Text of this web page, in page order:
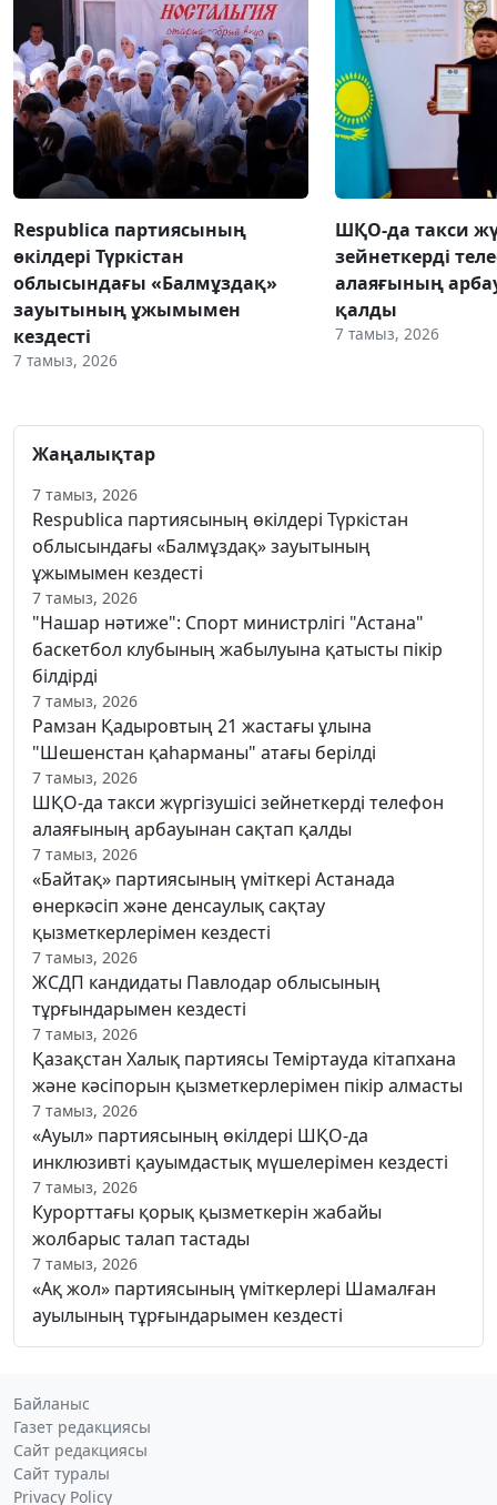
Respublica партиясының
өкілдері Түркістан
облысындағы «Балмұздақ»
зауытының ұжымымен
кездесті
7 тамыз, 2026
ШҚО-да такси
зейнеткерді
алаяғының
қалды
7 тамыз, 2026
Жаңалықтар
7 тамыз, 2026
Respublica партиясының өкілдері Түркістан
облысындағы «Балмұздақ» зауытының
ұжымымен кездесті
7 тамыз, 2026
"Нашар нәтиже": Спорт министрлігі "Астана"
баскетбол клубының жабылуына қатысты пікір
білдірді
7 тамыз, 2026
Рамзан Қадыровтың 21 жастағы ұлына
"Шешенстан қаһарманы" атағы берілді
7 тамыз, 2026
ШҚО-да такси жүргізушісі зейнеткерді телефон
алаяғының арбауынан сақтап қалды
7 тамыз, 2026
«Байтақ» партиясының үміткері Астанада
өнеркәсіп және денсаулық сақтау
қызметкерлерімен кездесті
7 тамыз, 2026
ЖСДП кандидаты Павлодар облысының
тұрғындарымен кездесті
7 тамыз, 2026
Қазақстан Халық партиясы Теміртауда кітапхана
және кәсіпорын қызметкерлерімен пікір алмасты
7 тамыз, 2026
«Ауыл» партиясының өкілдері ШҚО-да
инклюзивті қауымдастық мүшелерімен кездесті
7 тамыз, 2026
Курорттағы қорық қызметкерін жабайы
жолбарыс талап тастады
7 тамыз, 2026
«Ақ жол» партиясының үміткерлері Шамалған
ауылының тұрғындарымен кездесті
Байланыс
Газет редакциясы
Сайт редакциясы
Сайт туралы
Privacy Policy